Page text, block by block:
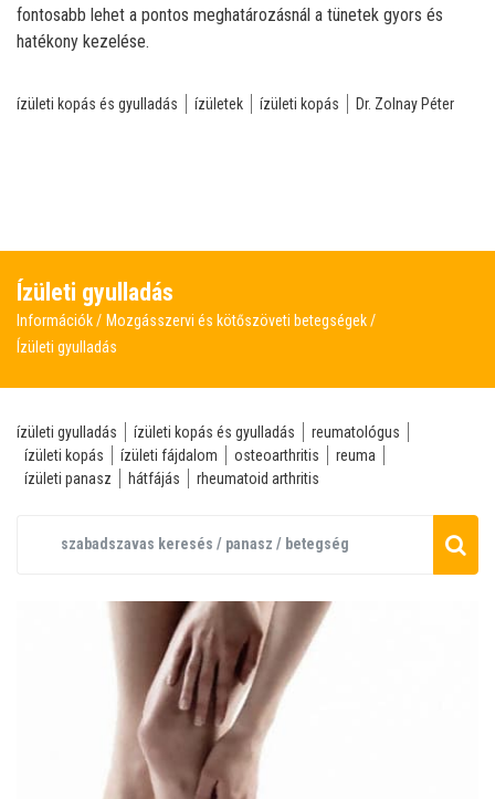
fontosabb lehet a pontos meghatározásnál a tünetek gyors és
hatékony kezelése.
ízületi kopás és gyulladás ízületek ízületi kopás Dr. Zolnay Péter
Ízületi gyulladás
Információk
Mozgásszervi és kötőszöveti betegségek
Ízületi gyulladás
ízületi gyulladás ízületi kopás és gyulladás
reumatológus
ízületi kopás
ízületi fájdalom osteoarthritis
reuma
ízületi panasz
hátfájás rheumatoid arthritis